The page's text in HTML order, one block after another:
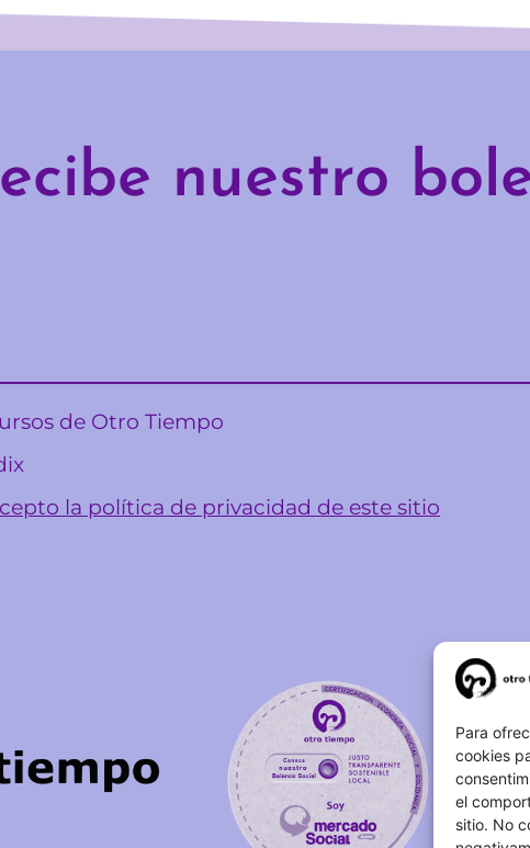
Para
cookies
el
sitio. No
nuestro
de Otro Tiempo
la política de privacidad de este sitio